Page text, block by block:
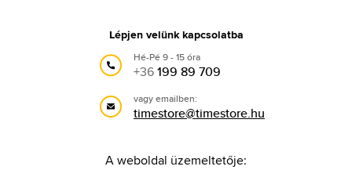
Lépjen velünk kapcsolatba
Hé-Pé 9 - 15 óra
+36199 89 709
vagy emailben:
timestore@timestore.hu
A weboldal üzemeltetője: